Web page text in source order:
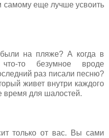
самому еще лучше усвоить
на пляже? А когда в
то безумное вроде
раз писали песню?
живет внутри каждого
время для шалостей.
только от вас. Вы сами